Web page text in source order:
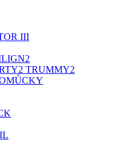
III
TRUMMY2